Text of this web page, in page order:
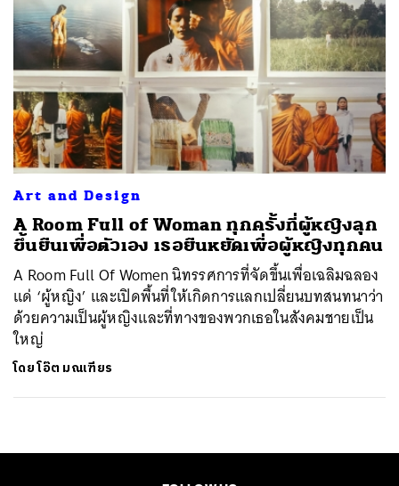
Art and Design
A Room Full of Woman ทุกครั้งที่ผู้หญิงลุก
ขึ้นยืนเพื่อตัวเอง เธอยืนหยัดเพื่อผู้หญิงทุกคน
A Room Full Of Women นิทรรศการที่จัดขึ้นเพื่อเฉลิมฉลอง
แด่ ‘ผู้หญิง’ และเปิดพื้นที่ให้เกิดการแลกเปลี่ยนบทสนทนาว่า
ด้วยความเป็นผู้หญิงและที่ทางของพวกเธอในสังคมชายเป็น
ใหญ่
โดยโอ๊ต มณเฑียร
ค้นหา
SHARE TWEET LINE EMAIL